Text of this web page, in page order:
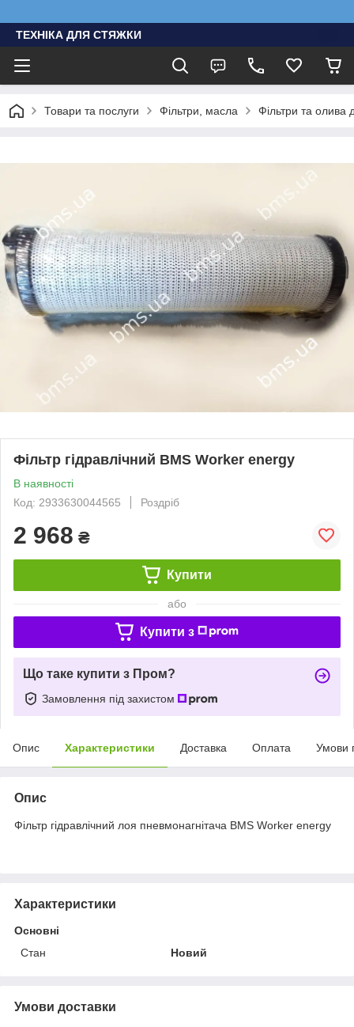
ТЕХНІКА ДЛЯ СТЯЖКИ
Товари та послуги Фільтри, масла Фільтри та олива
Фільтр гідравлічний BMS Worker energy
В наявності
Код: 2933630044565
Роздріб
2 968 ₴
Купити
або
Купити з
Що таке купити з Пром?
Замовлення під захистом
Опис Характеристики Доставка Оплата Умови
Опис
Фільтр гідравлічний лоя пневмонагнітача BMS Worker energy
Характеристики
Основні
Стан
Новий
Умови доставки